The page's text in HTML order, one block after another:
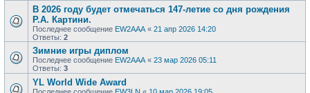
В 2026 году будет отмечаться 147-летие со дня рождения
Р.А. Картини.
Последнее сообщение EW2AAA « 21 апр 2026 14:20
Ответы: 2
Зимние игры диплом
Последнее сообщение EW2AAA « 23 мар 2026 05:11
Ответы: 3
YL World Wide Award